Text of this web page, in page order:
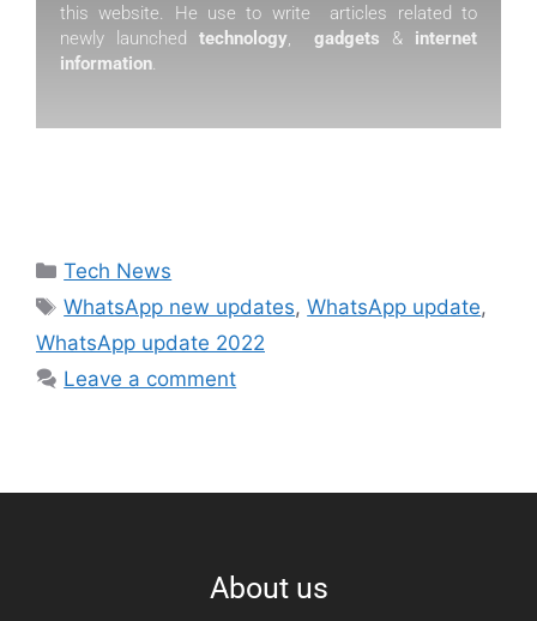
this website. He use to write articles related to
newly launched technology,gadgets & internet
information.
Tech News
WhatsApp new updates,WhatsApp update,
WhatsApp update 2022
Leave a comment
About us